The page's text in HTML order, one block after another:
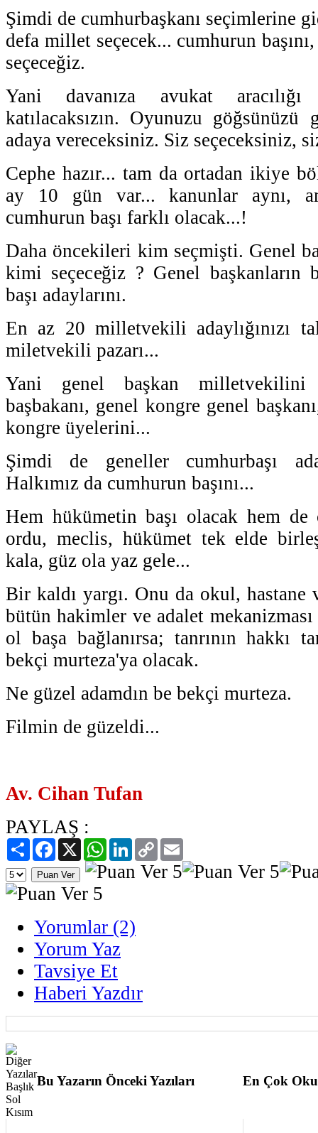
Şimdi de cumhurbaşkanı seçimlerine
defa millet seçecek... cumhurun
seçeceğiz.
Yani davanıza avukat
katılacaksızın. Oyunuzu
adaya vereceksiniz. Siz seçeceksiniz,
Cephe hazır... tam da ortadan ikiye
ay 10 gün var... kanunlar aynı,
cumhurun başı farklı olacak...!
Daha öncekileri kim seçmişti. Genel
kimi seçeceğiz ? Genel başkanların
başı adaylarını.
En az 20 milletvekili adaylığınızı
miletvekili pazarı...
Yani genel başkan milletvekilini
başbakanı, genel kongre genel
kongre üyelerini...
Şimdi de geneller cumhurbaşı
Halkımız da cumhurun başını...
Hem hükümetin başı olacak hem de
ordu, meclis, hükümet tek elde
kala, güz ola yaz gele...
Bir kaldı yargı. Onu da okul,
bütün hakimler ve adalet
ol başa bağlanırsa; tanrının hakkı
bekçi murteza'ya olacak.
Ne güzel adamdın be bekçi murteza.
Filmin de güzeldi...
Av. Cihan Tufan
PAYLAŞ :
PaylaşFacebook
X WhatsAppLinkedIn
Copy
Link
Yorumlar (2)
Yorum Yaz
Tavsiye Et
Haberi Yazdır
Bu Yazarın Önceki Yazıları En Çok